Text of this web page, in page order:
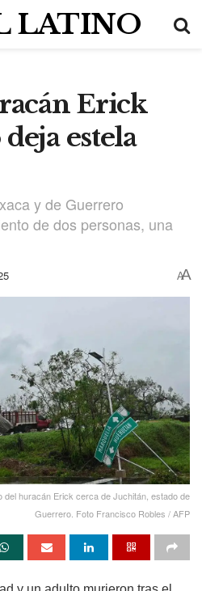
LATINO
Erick
estela
y de Guerrero
de dos personas, una
AA
del huracán Erick cerca de Juchitán, estado de
Guerrero. Foto Francisco Robles / AFP